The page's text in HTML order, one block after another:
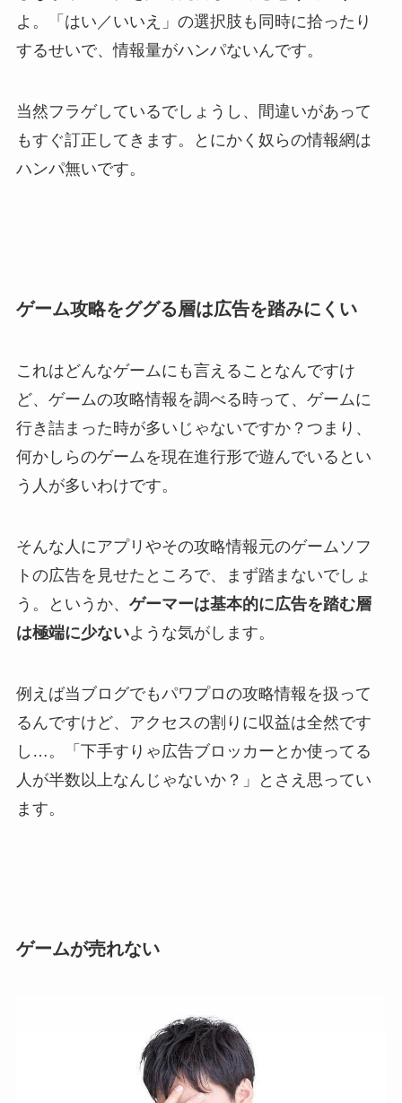
よ。「はい／いいえ」の選択肢も同時に拾ったり
するせいで、情報量がハンパないんです。
当然フラゲしているでしょうし、間違いがあって
もすぐ訂正してきます。とにかく奴らの情報網は
ハンパ無いです。
ゲーム攻略をググる層は広告を踏みにくい
これはどんなゲームにも言えることなんですけ
ど、ゲームの攻略情報を調べる時って、ゲームに
行き詰まった時が多いじゃないですか？つまり、
何かしらのゲームを現在進行形で遊んでいるとい
う人が多いわけです。
そんな人にアプリやその攻略情報元のゲームソフ
トの広告を見せたところで、まず踏まないでしょ
う。というか、 ゲーマーは基本的に広告を踏む層
は極端に少ないような気がします。
例えば当ブログでもパワプロの攻略情報を扱って
るんですけど、アクセスの割りに収益は全然です
し…。「下手すりゃ広告ブロッカーとか使ってる
人が半数以上なんじゃないか？」とさえ思ってい
ます。
ゲームが売れない